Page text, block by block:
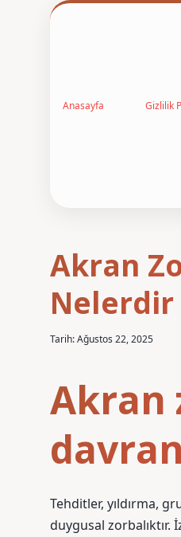
Anasayfa Gizlilik
Akran
Nelerdir
Tarih: Ağustos 22, 2025
Akran
Tehditler, yıldırma,
duygusal